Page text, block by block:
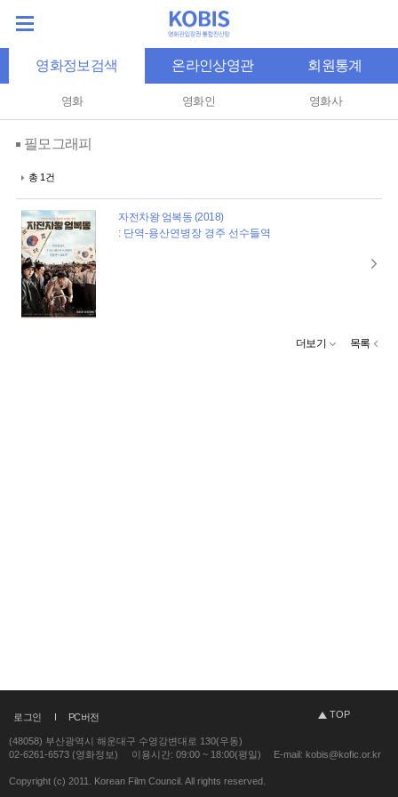
영화정보검색 온라인상영관 회원통계
영화 영화인 영화사
필모그래피
총 1건
자전차왕 엄복동 (2018)
: 단역-용산연병장 경주 선수들역
더보기 목록
로그인 PC버전 TOP
(48058) 부산광역시 해운대구 수영강변대로 130(우동)
02-6261-6573 (영화정보)
이용시간: 09:00 ~ 18:00(평일) E-mail: kobis@kofic.or.kr
Copyright (c) 2011. Korean Film Council. All rights reserved.